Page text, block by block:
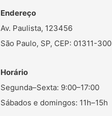
Endereço
Av. Paulista, 123456
São Paulo, SP, CEP: 01311-300
Horário
Segunda–Sexta: 9:00–17:00
Sábados e domingos: 11h–15h